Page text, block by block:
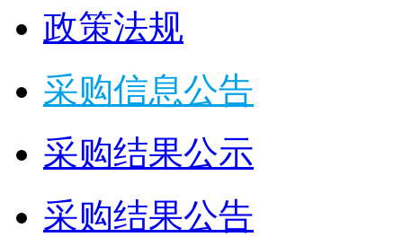
政策法规
采购信息公告
采购结果公示
采购结果公告